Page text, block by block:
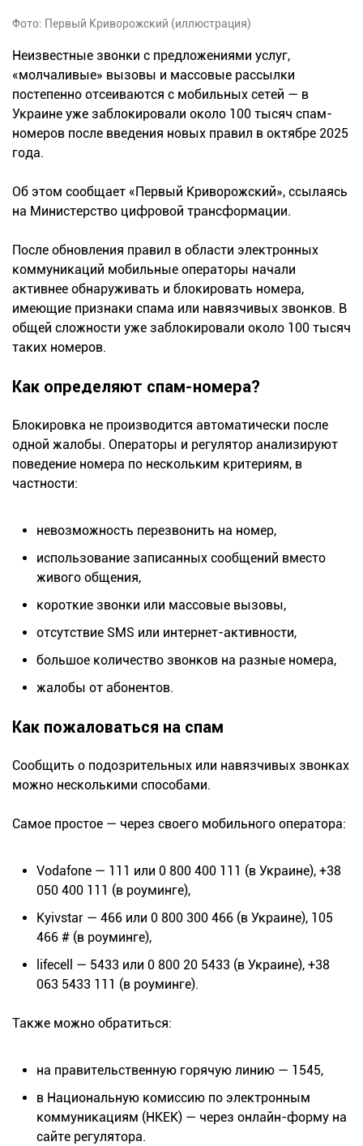
Фото: Первый Криворожский (иллюстрация)
Неизвестные звонки с предложениями услуг,
«молчаливые» вызовы и массовые рассылки
постепенно отсеиваются с мобильных сетей — в
Украине уже заблокировали около 100 тысяч спам-
номеров после введения новых правил в октябре 2025
года.
Об этом сообщает «Первый Криворожский», ссылаясь
на Министерство цифровой трансформации.
После обновления правил в области электронных
коммуникаций мобильные операторы начали
активнее обнаруживать и блокировать номера,
имеющие признаки спама или навязчивых звонков. В
общей сложности уже заблокировали около 100 тысяч
таких номеров.
Как определяют спам-номера?
Блокировка не производится автоматически после
одной жалобы. Операторы и регулятор анализируют
поведение номера по нескольким критериям, в
частности:
невозможность перезвонить на номер,
использование записанных сообщений вместо
живого общения,
короткие звонки или массовые вызовы,
отсутствие SMS или интернет-активности,
большое количество звонков на разные номера,
жалобы от абонентов.
Как пожаловаться на спам
Сообщить о подозрительных или навязчивых звонках
можно несколькими способами.
Самое простое — через своего мобильного оператора:
Vodafone — 111 или 0 800 400 111 (в Украине), +38
050 400 111 (в роуминге),
Kyivstar — 466 или 0 800 300 466 (в Украине), 105
466 # (в роуминге),
lifecell — 5433 или 0 800 20 5433 (в Украине), +38
063 5433 111 (в роуминге).
Также можно обратиться:
на правительственную горячую линию — 1545,
в Национальную комиссию по электронным
коммуникациям (НКЕК) — через онлайн-форму на
сайте регулятора.